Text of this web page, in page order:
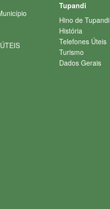
Tupandi
Hino de Tupandi
História
Telefones Úteis
Turismo
Dados Gerais